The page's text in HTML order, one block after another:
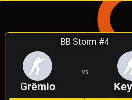
BB Storm #4
Grêmio
VS